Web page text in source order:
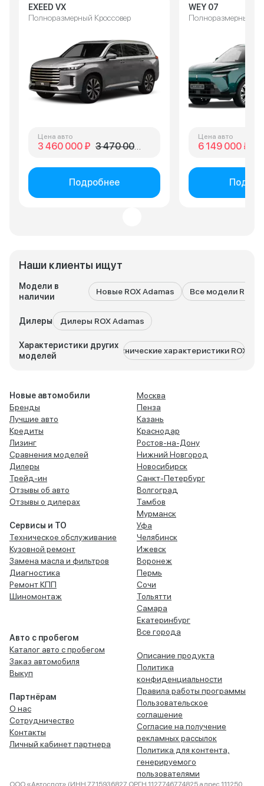
Наши клиенты ищут
Модели в
наличии
Новые ROX Adamas Все модели ROX
Дилеры Дилеры ROX Adamas
Характеристики других
моделей
Технические характеристики ROX 01
EXEED VX
Полноразмерный Кроссовер
Цена авто
3 460 000 ₽ 3 470 000 ₽
Подробнее
WEY 07
Полноразмерный
Цена авто
6 149 000 ₽
Новые автомобили
Бренды
Лучшие авто
Кредиты
Лизинг
Сравнения моделей
Дилеры
Трейд-ин
Отзывы об авто
Отзывы о дилерах
Сервисы и ТО
Техническое обслуживание
Кузовной ремонт
Замена масла и фильтров
Диагностика
Ремонт КПП
Шиномонтаж
Авто с пробегом
Каталог авто с пробегом
Заказ автомобиля
Выкуп
Партнёрам
О нас
Сотрудничество
Контакты
Личный кабинет партнера
Москва
Пенза
Казань
Краснодар
Ростов-на-Дону
Нижний Новгород
Новосибирск
Санкт-Петербург
Волгоград
Тамбов
Мурманск
Уфа
Челябинск
Ижевск
Воронеж
Пермь
Сочи
Тольятти
Самара
Екатеринбург
Все города
Описание продукта
Политика
конфиденциальности
Правила работы программы
Пользовательское
соглашение
Согласие на получение
рекламных рассылок
Политика для контента,
генерируемого
пользователями
ООО «Автоспот» (ИНН 7715936827 ОРГН 1127746774825 адрес 111250,